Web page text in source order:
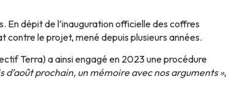
En dépit de l’inauguration officielle des coffres
contre le projet, mené depuis plusieurs années.
Terra) a ainsi engagé en 2023 une procédure
d’août prochain, un mémoire avec nos arguments »,